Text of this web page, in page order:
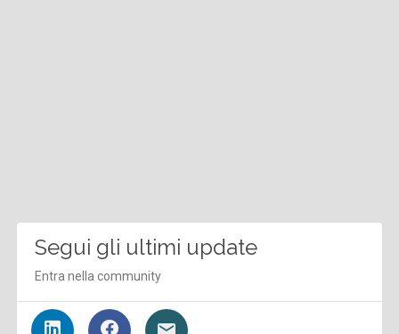
Segui gli ultimi update
Entra nella community